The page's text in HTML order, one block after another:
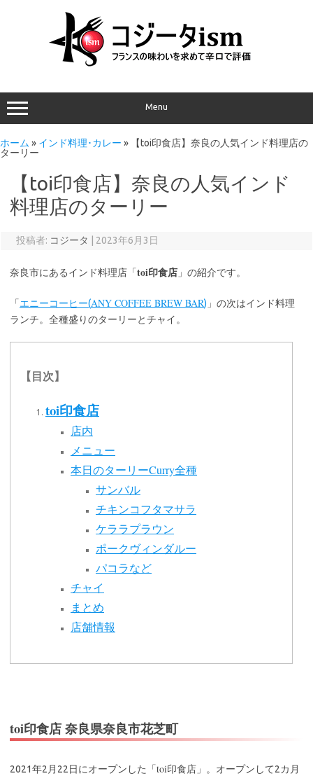
Menu
ホーム » インド料理･カレー »
【toi印食店】奈良の人気インド料理店の
ターリー
【toi印食店】奈良の人気インド
料理店のターリー
投稿者: コジータ 2023年6月3日
奈良市にあるインド料理店「toi印食店 」の紹介です。
「エニーコーヒー(ANY COFFEE BREW BAR) 」の次はインド料理
ランチ。全種盛りのターリーとチャイ。
【目次】
toi印食店
店内
メニュー
本日のターリーCurry全種
サンバル
チキンコフタマサラ
ケララプラウン
ポークヴィンダルー
パコラなど
チャイ
まとめ
店舗情報
toi印食店 奈良県奈良市花芝町
2021年2月22日にオープンした「toi印食店」。オープンして2カ月